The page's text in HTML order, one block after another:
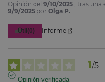
Opinión del 9/10/2025 , tras una
9/9/2025 por Olga P.
Útil (0) Informe
1/5
Opinión verificada